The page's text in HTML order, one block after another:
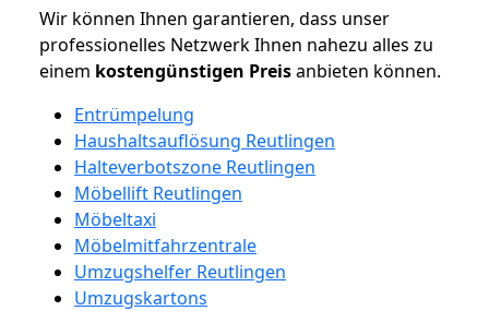
Wir können Ihnen garantieren, dass unser
professionelles Netzwerk Ihnen nahezu alles zu
einem kostengünstigen Preisanbieten können.
Entrümpelung
Haushaltsauflösung Reutlingen
Halteverbotszone Reutlingen
Möbellift Reutlingen
Möbeltaxi
Möbelmitfahrzentrale
Umzugshelfer Reutlingen
Umzugskartons